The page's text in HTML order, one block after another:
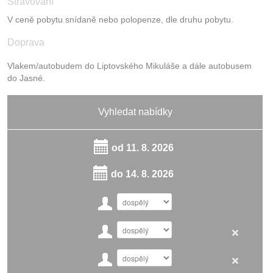
V ceně pobytu snídaně nebo polopenze, dle druhu pobytu.
Doprava
Vlakem/autobudem do Liptovského Mikuláše a dále autobusem
do Jasné.
Vyhledat nabídky
od 11. 8. 2026
do 14. 8. 2026